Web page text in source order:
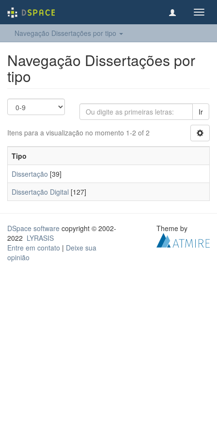
Navegação Dissertações por tipo
Navegação Dissertações por
tipo
Ir
Itens para a visualização no momento 1-2 of 2
Tipo
Dissertação [39]
Dissertação Digital [127]
DSpace software copyright © 2002-
2022 LYRASIS
Entre em contato | Deixe sua
opinião
Theme by